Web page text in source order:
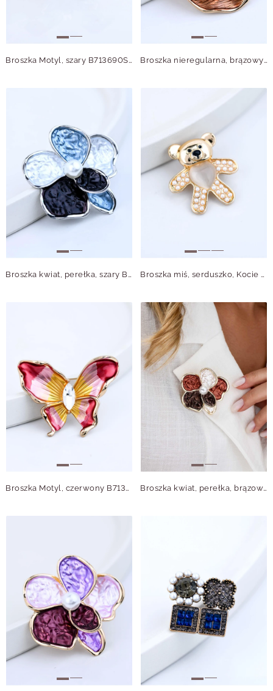
Broszka Motyl, szary B713690S00 Broszka nieregularna, brązowy B713725Z00
Broszka kwiat, perełka, szary B713718S00 Broszka miś, serduszko, Kocie Oko B713751Z00
Broszka Motyl, czerwony B713692Z00 Broszka kwiat, perełka, brązowy B713720Z00